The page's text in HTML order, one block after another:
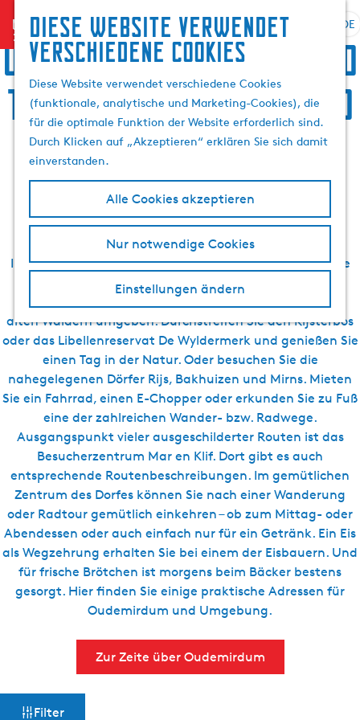
Diese website verwendet
verschiedene cookies
Diese Website verwendet verschiedene Cookies
(funktionale, analytische und Marketing-Cookies), die
für die optimale Funktion der Website erforderlich sind.
Durch Klicken auf „Akzeptieren“ erklären Sie sich damit
einverstanden.
Alle Cookies akzeptieren
Nur notwendige Cookies
Einstellungen ändern
menu
G
e
e
n
S
i
e
r
o
e
p
a
g
e
&
Buchen
n
S
p
r
a
h
n
A
t
u
e
p
r
a
DE
Übernachten, Speis und
Trank, Sightseeing und
Aktivurlaub in
Oudemirdum
In Oudemirdum und Umgebung gibt es viele Stellen, die
man bei einem Besuch entdecken kann. Und sollte.
Oudemirdum ist von Naturgebieten und Jahrhunderte
alten Wäldern umgeben. Durchstreifen Sie den Rijsterbos
oder das Libellenreservat De Wyldermerk und genießen Sie
einen Tag in der Natur. Oder besuchen Sie die
nahegelegenen Dörfer Rijs, Bakhuizen und Mirns. Mieten
Sie ein Fahrrad, einen E-Chopper oder erkunden Sie zu Fuß
eine der zahlreichen Wander- bzw. Radwege.
Ausgangspunkt vieler ausgeschilderter Routen ist das
Besucherzentrum Mar en Klif. Dort gibt es auch
entsprechende Routenbeschreibungen. Im gemütlichen
Zentrum des Dorfes können Sie nach einer Wanderung
oder Radtour gemütlich einkehren – ob zum Mittag- oder
Abendessen oder auch einfach nur für ein Getränk. Ein Eis
als Wegzehrung erhalten Sie bei einem der Eisbauern. Und
für frische Brötchen ist morgens beim Bäcker bestens
gesorgt. Hier finden Sie einige praktische Adressen für
Oudemirdum und Umgebung.
Zur Zeite über Oudemirdum
Filter